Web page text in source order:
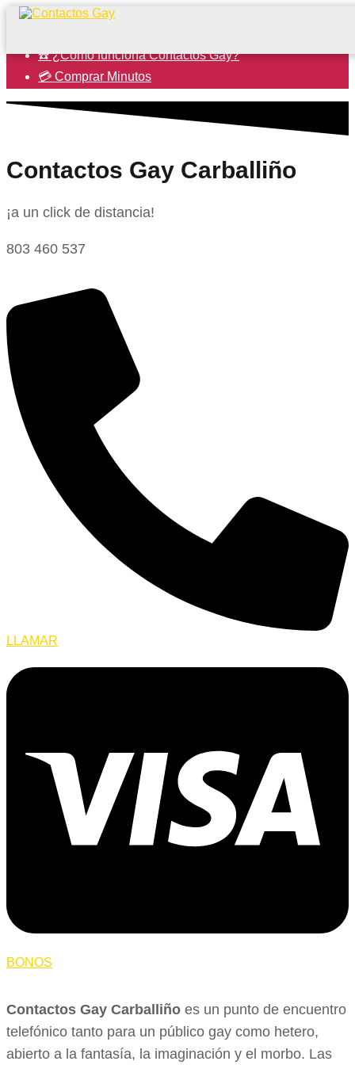
☎️ ¿Cómo funciona Contactos Gay?
💳 Comprar Minutos
Contactos Gay Carballiño
¡a un click de distancia!
803 460 537
LLAMAR
BONOS
Contactos Gay Carballiño es un punto de encuentro
telefónico tanto para un público gay como hetero,
abierto a la fantasía, la imaginación y el morbo. Las